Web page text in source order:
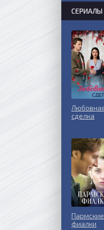
СЕРИАЛЫ
Любовная
сделка
Пармские
фиалки